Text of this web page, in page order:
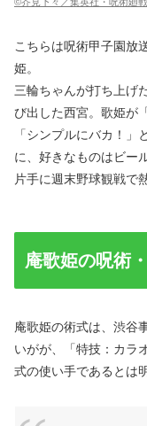
こちらは呪術甲子園放
姫。
三輪ちゃんが打ち上げ
び出した西宮。歌姫が
「シンプルにバカ！
に、好きなものはビー
片手に週末野球観戦で
庵歌姫の呪術
庵歌姫の術式は、渋谷
いがが、「特技：カラ
式の使い手であるとは